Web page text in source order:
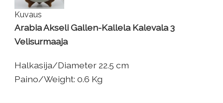
Kuvaus
Arabia Akseli Gallen-Kallela Kalevala 3
Velisurmaaja
Halkasija/Diameter 22.5 cm
Paino/Weight: 0.6 Kg